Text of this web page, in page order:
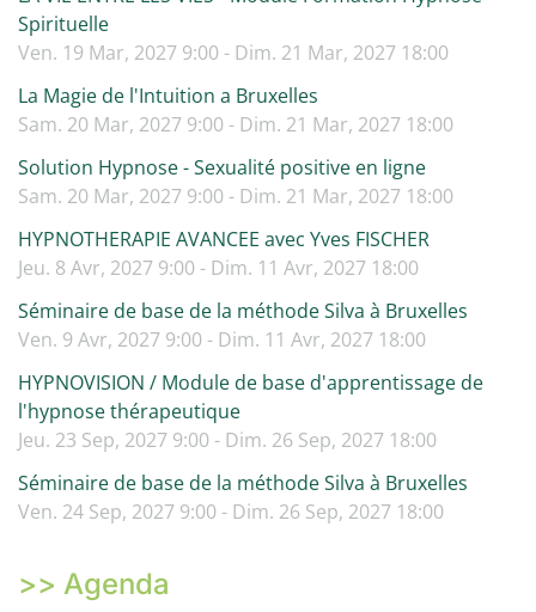
Spirituelle
Ven. 19 Mar, 2027 9:00 - Dim. 21 Mar, 2027 18:00
La Magie de l'Intuition a Bruxelles
Sam. 20 Mar, 2027 9:00 - Dim. 21 Mar, 2027 18:00
Solution Hypnose - Sexualité positive en ligne
Sam. 20 Mar, 2027 9:00 - Dim. 21 Mar, 2027 18:00
HYPNOTHERAPIE AVANCEE avec Yves FISCHER
Jeu. 8 Avr, 2027 9:00 - Dim. 11 Avr, 2027 18:00
Séminaire de base de la méthode Silva à Bruxelles
Ven. 9 Avr, 2027 9:00 - Dim. 11 Avr, 2027 18:00
HYPNOVISION / Module de base d'apprentissage de
l'hypnose thérapeutique
Jeu. 23 Sep, 2027 9:00 - Dim. 26 Sep, 2027 18:00
Séminaire de base de la méthode Silva à Bruxelles
Ven. 24 Sep, 2027 9:00 - Dim. 26 Sep, 2027 18:00
>> Agenda